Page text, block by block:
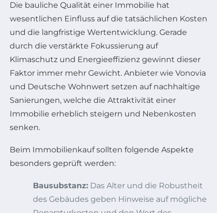
Die bauliche Qualität einer Immobilie hat
wesentlichen Einfluss auf die tatsächlichen Kosten
und die langfristige Wertentwicklung. Gerade
durch die verstärkte Fokussierung auf
Klimaschutz und Energieeffizienz gewinnt dieser
Faktor immer mehr Gewicht. Anbieter wie Vonovia
und Deutsche Wohnwert setzen auf nachhaltige
Sanierungen, welche die Attraktivität einer
Immobilie erheblich steigern und Nebenkosten
senken.
Beim Immobilienkauf sollten folgende Aspekte
besonders geprüft werden:
Bausubstanz: Das Alter und die Robustheit
des Gebäudes geben Hinweise auf mögliche